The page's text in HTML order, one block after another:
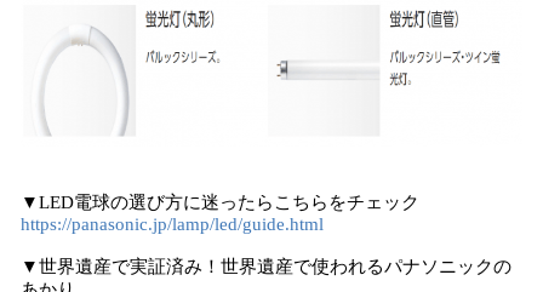
▼LED電球の選び方に迷ったらこちらをチェック
https://panasonic.jp/lamp/led/guide.html
▼世界遺産で実証済み！世界遺産で使われるパナソニックの